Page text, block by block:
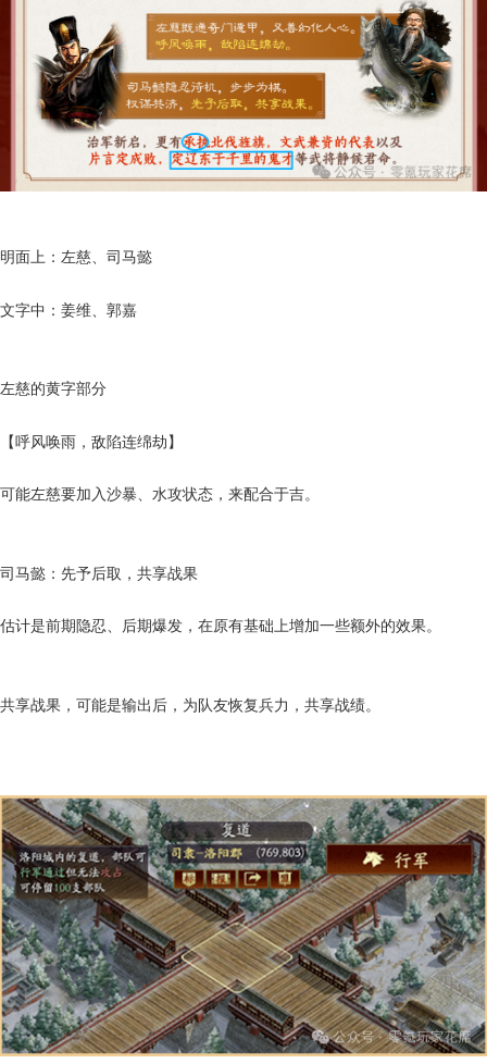
明面上：左慈、司马懿
文字中：姜维、郭嘉
左慈的黄字部分
【呼风唤雨，敌陷连绵劫】
可能左慈要加入沙暴、水攻状态，来配合于吉。
司马懿：先予后取，共享战果
估计是前期隐忍、后期爆发，在原有基础上增加一些额外的效果。
共享战果，可能是输出后，为队友恢复兵力，共享战绩。